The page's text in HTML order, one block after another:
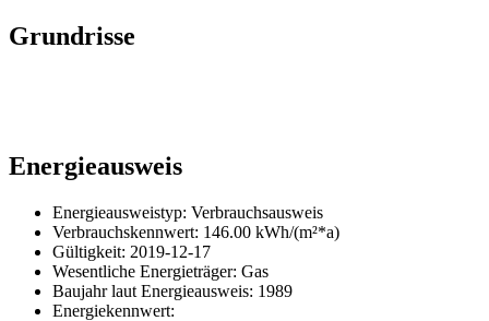
Grundrisse
Energieausweis
Energieausweistyp: Verbrauchsausweis
Verbrauchskennwert: 146.00 kWh/(m²*a)
Gültigkeit: 2019-12-17
Wesentliche Energieträger: Gas
Baujahrlaut Energieausweis: 1989
Energiekennwert: